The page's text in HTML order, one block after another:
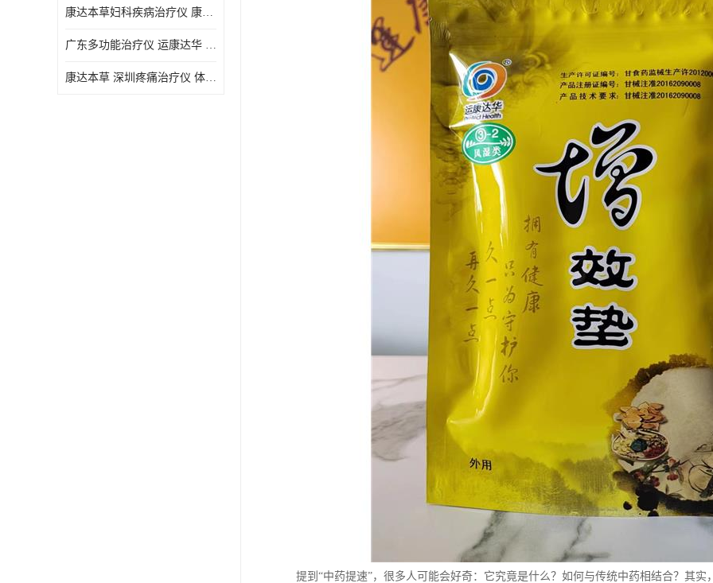
康达本草妇科疾病治疗仪 康达本草 体验店仪器
广东多功能治疗仪 运康达华 深圳运康达华科技有限公司
康达本草 深圳疼痛治疗仪 体验店仪器
提到“中药提速”，很多人可能会好奇：它究竟是什么？如何与传统中药相结合？其